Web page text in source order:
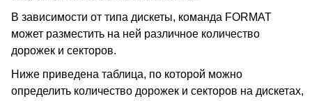
В зависимости от типа дискеты, команда FORMAT
может разместить на ней различное количество
дорожек и секторов.
Ниже приведена таблица, по которой можно
определить количество дорожек и секторов на дискетах,